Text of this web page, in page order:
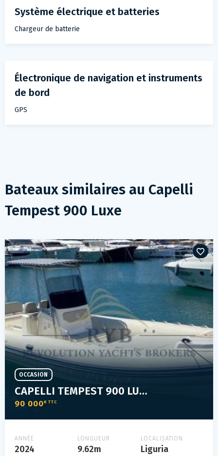
Système électrique et batteries
Chargeur de batterie
Électronique de navigation et instruments
de bord
GPS
Bateaux similaires au Capelli
Tempest 900 Luxe
CAPELLI TEMPEST 900 LUXE
90 000€ TTC
OCCASION
ANNÉE
2024
LONGUEUR
9.62m
LOCALISATION
Liguria